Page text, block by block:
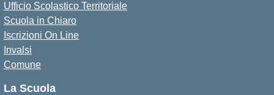
Ufficio Scolastico Territoriale
Scuola in Chiaro
Iscrizioni On Line
Invalsi
Comune
La Scuola